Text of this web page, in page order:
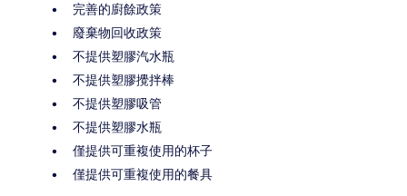
完善的廚餘政策
廢棄物回收政策
不提供塑膠汽水瓶
不提供塑膠攪拌棒
不提供塑膠吸管
不提供塑膠水瓶
僅提供可重複使用的杯子
僅提供可重複使用的餐具